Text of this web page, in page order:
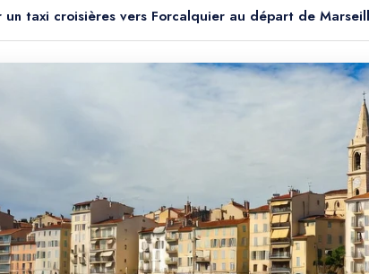
taxi croisières vers Forcalquier au départ de